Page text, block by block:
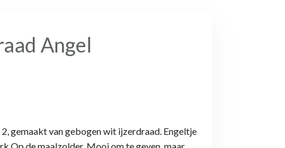
Angel
gemaakt van gebogen wit ijzerdraad. Engeltje